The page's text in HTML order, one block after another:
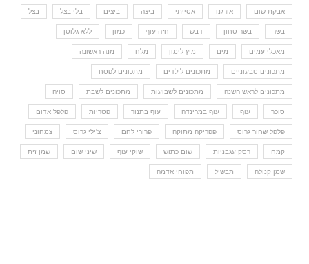
אבקת שום אורגנו אסייתי ביצה ביצים בלי בצל בצל
בשר בשר טחון דבש חזה עוף כמון ללא גלוטן
מאכלי עמים מים מיץ לימון מלח מנה ראשונה
מתכונים טבעוניים מתכונים לילדים מתכונים לפסח
מתכונים לראש השנה מתכונים לשבועות מתכונים לשבת סויה
סוכר עוף עוף במרינדה עוף בתנור פטריות פלפל אדום
פלפל שחור גרוס פפריקה מתוקה פרורי לחם צ'ילי גרוס צמחוני
קמח רסק עגבניות שום כתוש שוקי עוף שיני שום שמן זית
שמן קנולה תבשיל תפוחי אדמה